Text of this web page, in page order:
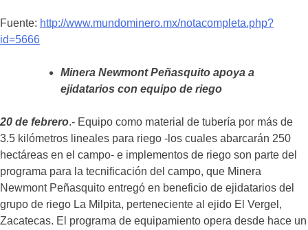
Fuente: http://www.mundominero.mx/notacompleta.php?
id=5666
Minera Newmont Peñasquito apoya a
ejidatarios con equipo de riego
20 de febrero.- Equipo como material de tubería por más de
3.5 kilómetros lineales para riego -los cuales abarcarán 250
hectáreas en el campo- e implementos de riego son parte del
programa para la tecnificación del campo, que Minera
Newmont Peñasquito entregó en beneficio de ejidatarios del
grupo de riego La Milpita, perteneciente al ejido El Vergel,
Zacatecas. El programa de equipamiento opera desde hace un